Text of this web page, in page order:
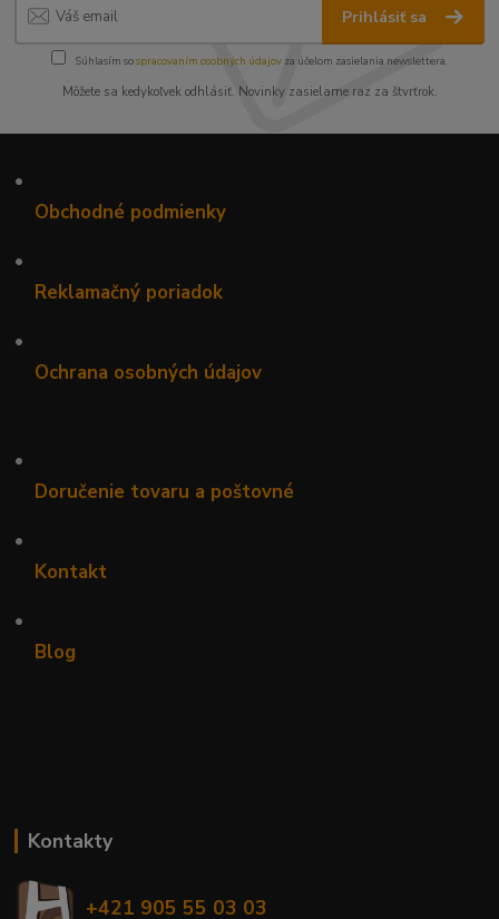
Prihlásiť sa
Súhlasím sospracovaním osobných údajov za účelom zasielania newslettera.
Môžete sa kedykoľvek odhlásiť. Novinky zasielame raz za štvrťrok.
•
Obchodné podmienky
•
Reklamačný poriadok
•
Ochrana osobných údajov
•
Doručenie tovaru a poštovné
•
Kontakt
•
Blog
Kontakty
+421 905 55 03 03